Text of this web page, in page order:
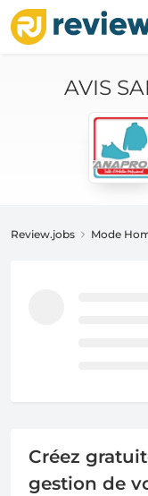
AVIS
Review.jobs Mode
Créez
gestion de